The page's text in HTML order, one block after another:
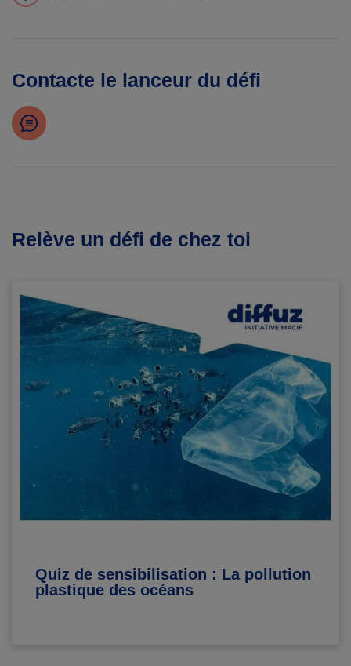
Contacte le lanceur du défi
Relève un défi de chez toi
Quiz de sensibilisation : La pollution
plastique des océans